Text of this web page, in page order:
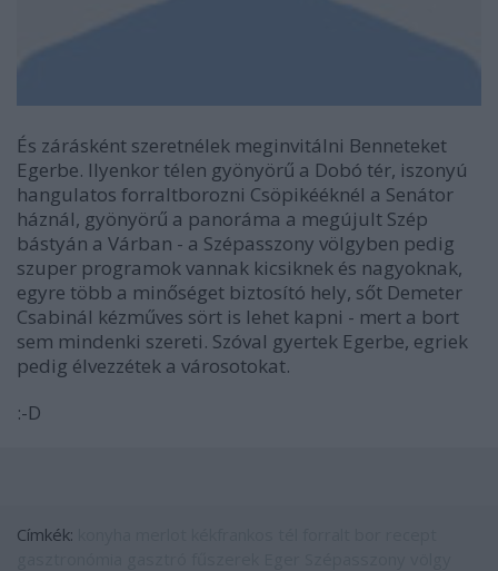
És zárásként szeretnélek meginvitálni Benneteket
Egerbe. Ilyenkor télen gyönyörű a Dobó tér, iszonyú
hangulatos forraltborozni Csöpikééknél a Senátor
háznál, gyönyörű a panoráma a megújult Szép
bástyán a Várban - a Szépasszony völgyben pedig
szuper programok vannak kicsiknek és nagyoknak,
egyre több a minőséget biztosító hely, sőt Demeter
Csabinál kézműves sört is lehet kapni - mert a bort
sem mindenki szereti. Szóval gyertek Egerbe, egriek
pedig élvezzétek a városotokat.
:-D
Címkék: